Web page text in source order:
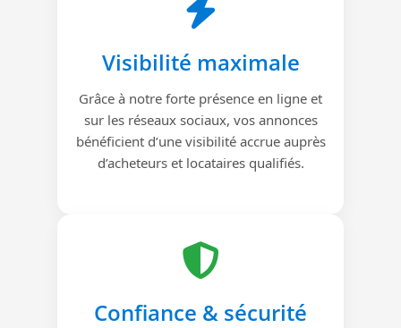
Visibilité maximale
Grâce à notre forte présence en ligne et
sur les réseaux sociaux, vos annonces
bénéficient d’une visibilité accrue auprès
d’acheteurs et locataires qualifiés.
Confiance & sécurité